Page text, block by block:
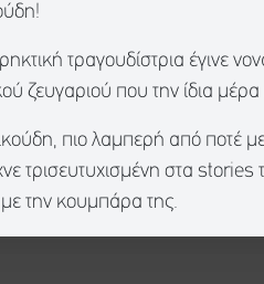
τραγουδίστρια έγινε
ζευγαριού που την ίδια
πιο λαμπερή από ποτέ
τρισευτυχισμένη στα
με την κουμπάρα της.